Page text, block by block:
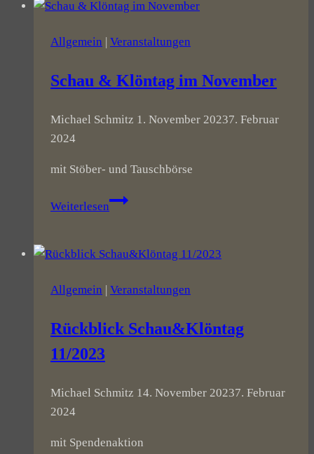
Jiang
Allgemein | Veranstaltungen
Schau & Klöntag im November
Michael Schmitz 1. November 20237. Februar
2024
mit Stöber- und Tauschbörse
Weiterlesen
Schau
im
Allgemein | Veranstaltungen
Rückblick Schau&Klöntag
11/2023
Michael Schmitz 14. November 20237. Februar
2024
mit Spendenaktion